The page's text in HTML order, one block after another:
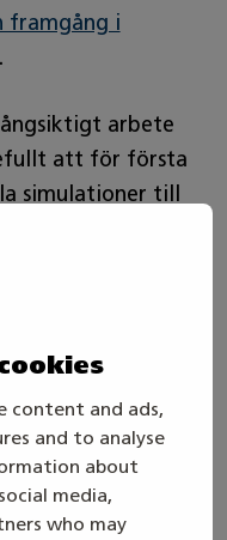
content and ads,
and to analyse
about
media,
who may
framgång i
arbete
att för första
simulationer till
enbart är ett
över tid och
arbetsliv